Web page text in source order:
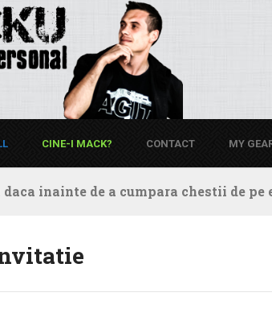
CINE-I MACK? CONTACT MY
inainte de a cumpara chestii de pe